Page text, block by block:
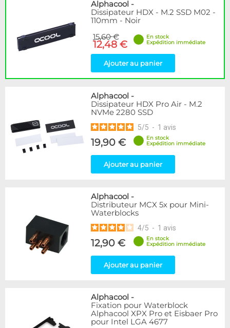
Disponibilité / Promotions
Articles en promotions
Appliquer
Alphacool -
Dissipateur HDX - M.2 SSD M02 -
110mm - Noir
15,60 €
12,48 €
En stock
Expédition immédiate
Ajouter au panier
Alphacool -
Dissipateur HDX Pro Air - M.2
NVMe 2280 SSD
5/5 - 1 avis
19,90 €
En stock
Expédition immédiate
Ajouter au panier
Alphacool -
Distributeur MCX 5x pour Mini-
Waterblocks
4/5 - 1 avis
12,90 €
En stock
Expédition immédiate
Ajouter au panier
Alphacool -
Fixation pour Waterblock
Alphacool XPX Pro et Eisbaer Pro
pour Intel LGA 4677